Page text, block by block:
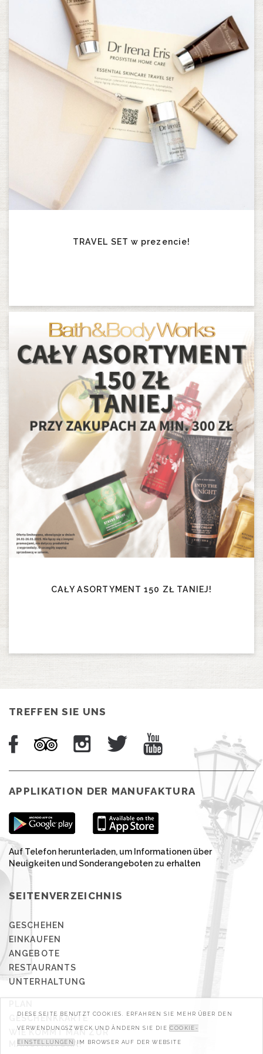
TRAVEL SET w prezencie!
CAŁY ASORTYMENT 150 ZŁ TANIEJ!
TREFFEN SIE UNS
APPLIKATION DER MANUFAKTURA
Auf Telefon herunterladen, um Informationen über
Neuigkeiten und Sonderangeboten zu erhalten
SEITENVERZEICHNIS
GESCHEHEN
EINKAUFEN
ANGEBOTE
RESTAURANTS
UNTERHALTUNG
GESCHENKKARTE
WIE KOMMT MAN ZUR
MANUFAKTURA?
DIESE SEITE BENUTZT COOKIES. ERFAHREN SIE MEHR ÜBER DEN
VERWENDUNGSZWECK UND ÄNDERN SIE DIE COOKIE-
EINSTELLUNGEN IM BROWSER AUF DER WEBSITE